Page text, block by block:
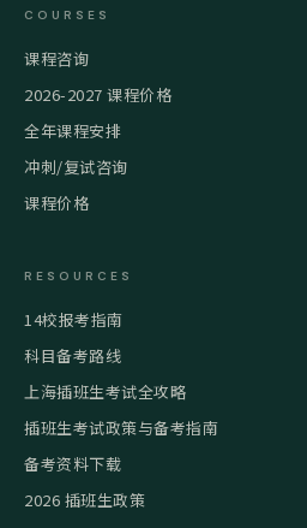
COURSES
课程咨询
2026-2027 课程价格
全年课程安排
冲刺/复试咨询
课程价格
RESOURCES
14校报考指南
科目备考路线
上海插班生考试全攻略
插班生考试政策与备考指南
备考资料下载
2026 插班生政策